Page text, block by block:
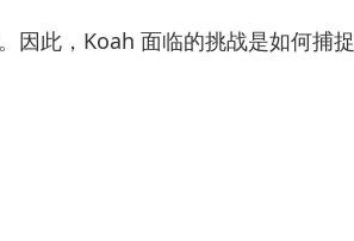
因此，Koah 面临的挑战是如何捕